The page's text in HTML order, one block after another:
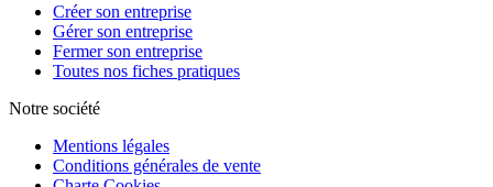
Créer son entreprise
Gérer son entreprise
Fermer son entreprise
Toutes nos fiches pratiques
Notre société
Mentions légales
Conditions générales de vente